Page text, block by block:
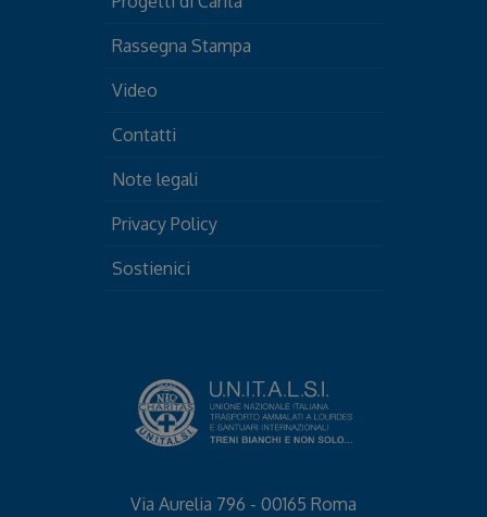
Rassegna Stampa
Video
Contatti
Note legali
Privacy Policy
Sostienici
Via Aurelia 796 - 00165 Roma